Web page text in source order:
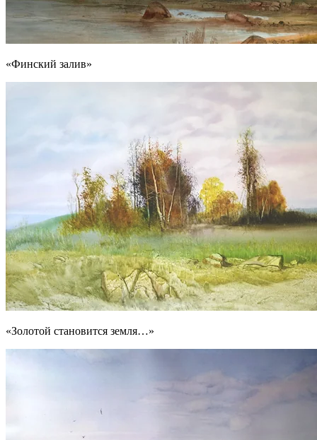
«Финский залив»
«Золотой становится земля…»